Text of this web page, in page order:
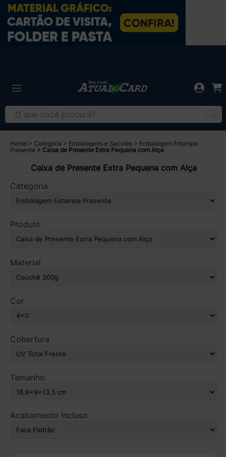
Home Categoria Embalagens e Sacolas
Embalagem Estampa
Presente
Caixa de Presente Extra Pequena com Alça
Caixa de Presente Extra Pequena com Alça
Categoria
Produto
Material
Cor
Cobertura
Tamanho
Acabamento Incluso